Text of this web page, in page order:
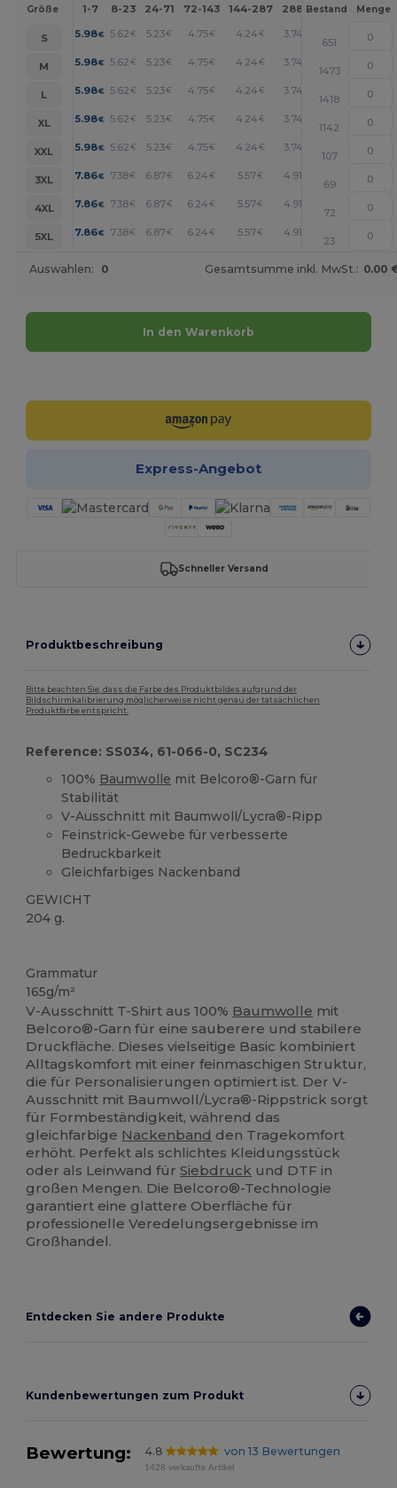
Größe 1-7 8-23 24-71 72-143 144-287 288 + Mehr
Bestand Menge
S 5.98€ 5.62€ 5.23€ 4.75€ 4.24 € 3.74 +
651
M
5.98€ 5.62€ 5.23€ 4.75€ 4.24 € 3.74 +
1473
L
5.98€ 5.62€ 5.23€ 4.75€ 4.24 € 3.74 +
1418
XL
5.98€ 5.62€ 5.23€ 4.75€ 4.24 € 3.74 +
1142
XXL
5.98€ 5.62€ 5.23€ 4.75€ 4.24 € 3.74 +
107
3XL
7.86€ 7.38€ 6.87€ 6.24 € 5.57€ 4.91 +
69
4XL
7.86€ 7.38€ 6.87€ 6.24 € 5.57€ 4.91 +
72
5XL
7.86€ 7.38€ 6.87€ 6.24 € 5.57€ 4.91 +
23
Auswahlen: 0 Gesamtsumme inkl. MwSt.: 0.00
In den Warenkorb
Express-Angebot
Schneller Versand
Produktbeschreibung
Bitte beachten Sie, dass die Farbe des Produktbildes aufgrund der
Bildschirmkalibrierung möglicherweise nicht genau der tatsächlichen
Produktfarbe entspricht.
Reference: SS034, 61-066-0, SC234
100% Baumwolle mit Belcoro®-Garn für
Stabilität
V-Ausschnitt mit Baumwoll/Lycra®-Ripp
Feinstrick-Gewebe für verbesserte
Bedruckbarkeit
Gleichfarbiges Nackenband
GEWICHT
204 g.
Grammatur
165g/m²
V-Ausschnitt T-Shirt aus 100% Baumwolle mit
Belcoro®-Garn für eine sauberere und stabilere
Druckfläche. Dieses vielseitige Basic kombiniert
Alltagskomfort mit einer feinmaschigen Struktur,
die für Personalisierungen optimiert ist. Der V-
Ausschnitt mit Baumwoll/Lycra®-Rippstrick sorgt
für Formbeständigkeit, während das
gleichfarbige Nackenband den Tragekomfort
erhöht. Perfekt als schlichtes Kleidungsstück
oder als Leinwand fürSiebdruck und DTF in
großen Mengen. Die Belcoro®-Technologie
garantiert eine glattere Oberfläche für
professionelle Veredelungsergebnisse im
Großhandel.
Entdecken Sie andere Produkte
Kundenbewertungen zum Produkt
Bewertung: 4.8 von 13 Bewertungen
1428 verkaufte Artikel